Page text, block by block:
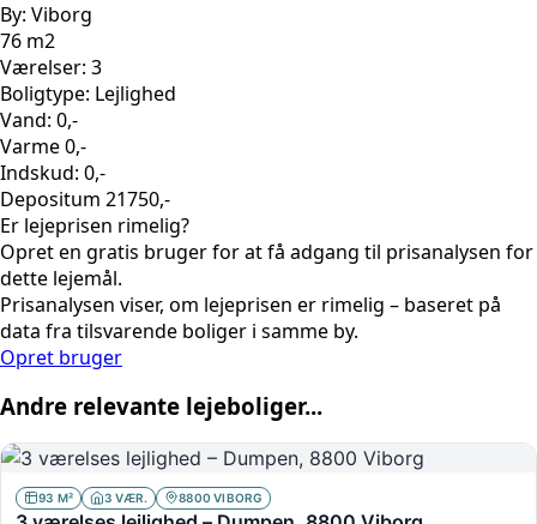
By: Viborg
76 m2
Værelser: 3
Boligtype: Lejlighed
Vand: 0,-
Varme 0,-
Indskud: 0,-
Depositum 21750,-
Er lejeprisen rimelig?
Opret en gratis bruger for at få adgang til prisanalysen for
dette lejemål.
Prisanalysen viser, om lejeprisen er rimelig – baseret på
data fra tilsvarende boliger i samme by.
Opret bruger
Andre relevante lejeboliger...
93 M² 3 VÆR. 8800 VIBORG